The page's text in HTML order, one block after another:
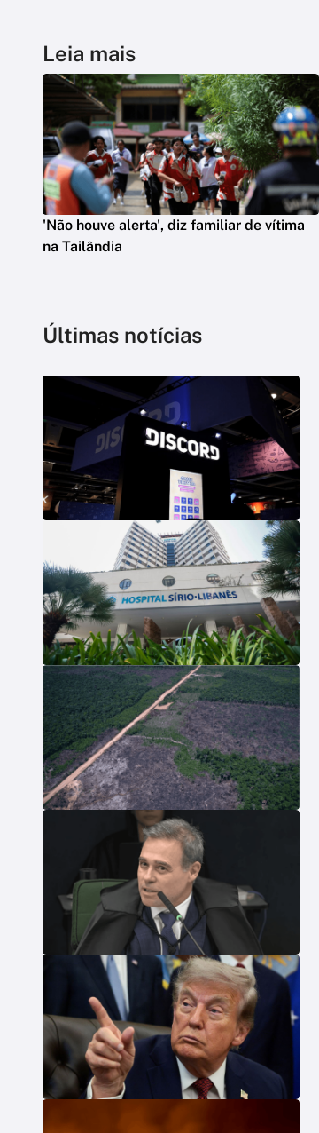
Leia mais
'Não houve alerta', diz familiar de vítima
na Tailândia
Últimas notícias